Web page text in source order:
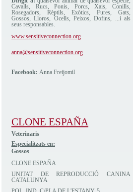
Cavalls, Rucs, Ponis, Porcs, Xais, Conills,
Rosegadors, Rèptils, Exòtics, Fures, Gats,
Gossos, Lloros, Ocells, Peixos, Dofins, ...i als
seus responsables.
www.sensitiveconnection.org
anna@sensitiveconnection.org
Facebook: Anna Freijomil
CLONE ESPAÑA
Veterinaris
Especialitzats en:
Gossos
CLONE ESPAÑA
UNITAT DE REPRODUCCIÓ CANINA
CATALUNYA